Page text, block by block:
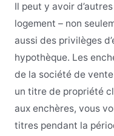
Il peut y avoir
logement – non
aussi des privilèges
hypothèque. Les
de la société de
un titre de propriété
aux enchères, vous
titres pendant la